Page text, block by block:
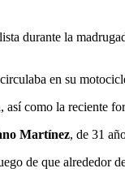
durante la
en su
así como la reciente
Martínez, de 31
de que alrededor